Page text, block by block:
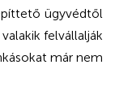
ügyvédtől
felvállalják
már nem